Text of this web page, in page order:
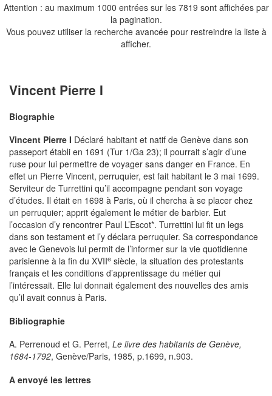
Attention : au maximum 1000 entrées sur les 7819 sont affichées par
la pagination.
Vous pouvez utiliser la recherche avancée pour restreindre la liste à
afficher.
Vincent Pierre I
Biographie
Vincent Pierre I Déclaré habitant et natif de Genève dans son
passeport établi en 1691 (Tur 1/Ga 23); il pourrait s’agir d’une
ruse pour lui permettre de voyager sans danger en France. En
effet un Pierre Vincent, perruquier, est fait habitant le 3 mai 1699.
Serviteur de Turrettini qu’il accompagne pendant son voyage
d’études. Il était en 1698 à Paris, où il chercha à se placer chez
un perruquier; apprit également le métier de barbier. Eut
l’occasion d’y rencontrer Paul L’Escot*. Turrettini lui fit un legs
dans son testament et l’y déclara perruquier. Sa correspondance
avec le Genevois lui permit de l’informer sur la vie quotidienne
parisienne à la fin du XVIIe siècle, la situation des protestants
français et les conditions d’apprentissage du métier qui
l’intéressait. Elle lui donnait également des nouvelles des amis
qu’il avait connus à Paris.
Bibliographie
A. Perrenoud et G. Perret, Le livre des habitants de Genève,
1684-1792, Genève/Paris, 1985, p.1699, n.903.
A envoyé les lettres